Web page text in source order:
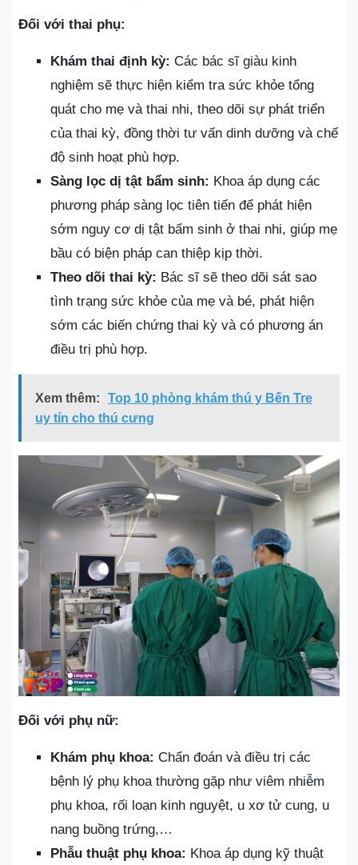
Đối với thai phụ:
Khám thai định kỳ: Các bác sĩ giàu kinh
nghiệm sẽ thực hiện kiểm tra sức khỏe tổng
quát cho mẹ và thai nhi, theo dõi sự phát triển
của thai kỳ, đồng thời tư vấn dinh dưỡng và chế
độ sinh hoạt phù hợp.
Sàng lọc dị tật bẩm sinh: Khoa áp dụng các
phương pháp sàng lọc tiên tiến để phát hiện
sớm nguy cơ dị tật bẩm sinh ở thai nhi, giúp mẹ
bầu có biện pháp can thiệp kịp thời.
Theo dõi thai kỳ: Bác sĩ sẽ theo dõi sát sao
tình trạng sức khỏe của mẹ và bé, phát hiện
sớm các biến chứng thai kỳ và có phương án
điều trị phù hợp.
Xem thêm:
Top 10 phòng khám thú y Bến Tre
uy tín cho thú cưng
Đối với phụ nữ:
Khám phụ khoa: Chẩn đoán và điều trị các
bệnh lý phụ khoa thường gặp như viêm nhiễm
phụ khoa, rối loạn kinh nguyệt, u xơ tử cung, u
nang buồng trứng,…
Phẫu thuật phụ khoa: Khoa áp dụng kỹ thuật